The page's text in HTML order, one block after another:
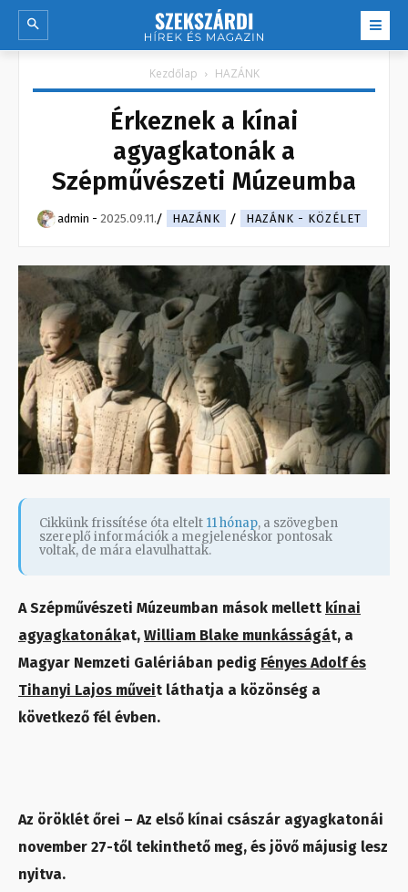
Kezdőlap HAZÁNK
Érkeznek a kínai
agyagkatonák a
Szépművészeti Múzeumba
admin - 2025.09.11. HAZÁNK HAZÁNK - KÖZÉLET
Cikkünk frissítése óta eltelt 11 hónap, a szövegben
szereplő információk a megjelenéskor pontosak
voltak, de mára elavulhattak.
A Szépművészeti Múzeumban mások mellett kínai
agyagkatonákat, William Blake munkásságát, a
Magyar Nemzeti Galériában pedig Fényes Adolf és
Tihanyi Lajos műveit láthatja a közönség a
következő fél évben.
Az öröklét őrei – Az első kínai császár agyagkatonái
november 27-től tekinthető meg, és jövő májusig lesz
nyitva.